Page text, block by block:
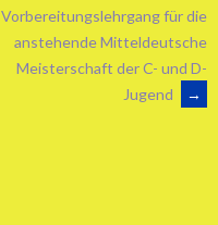
Vorbereitungslehrgang für die
anstehende Mitteldeutsche
Meisterschaft der C- und D-
Jugend
→